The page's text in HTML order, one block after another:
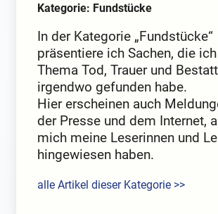
Kategorie: Fundstücke
In der Kategorie „Fundstücke“
präsentiere ich Sachen, die
Thema Tod, Trauer und
irgendwo gefunden habe.
Hier erscheinen auch
der Presse und dem Internet,
mich meine Leserinnen und
hingewiesen haben.
alle Artikel dieser Kategorie >>